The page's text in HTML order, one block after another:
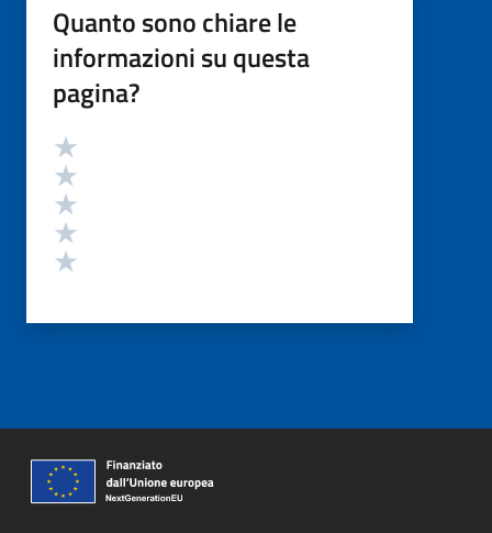
Quanto sono chiare le
informazioni su questa
pagina?
Valutazione